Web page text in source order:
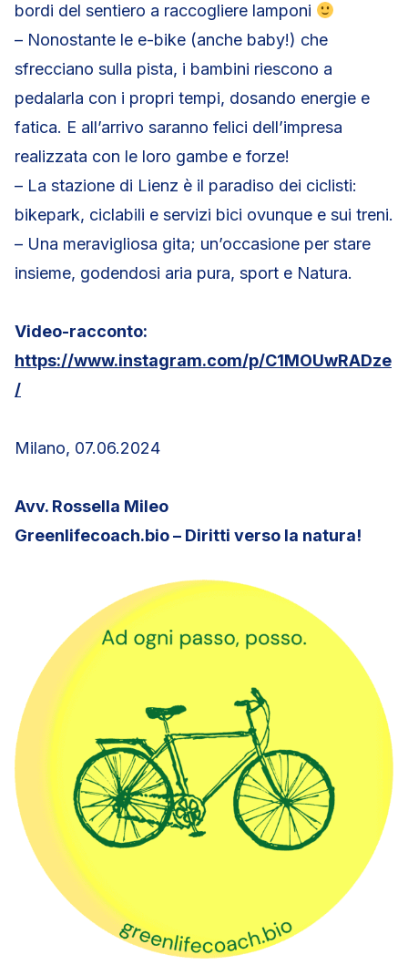
bordi del sentiero a raccogliere lamponi
– Nonostante le e-bike (anche baby!) che
sfrecciano sulla pista, i bambini riescono a
pedalarla con i propri tempi, dosando energie e
fatica. E all’arrivo saranno felici dell’impresa
realizzata con le loro gambe e forze!
– La stazione di Lienz è il paradiso dei ciclisti:
bikepark, ciclabili e servizi bici ovunque e sui treni.
– Una meravigliosa gita; un’occasione per stare
insieme, godendosi aria pura, sport e Natura.
Video-racconto:
https://www.instagram.com/p/C1MOUwRADze
/
Milano, 07.06.2024
Avv. Rossella Mileo
Greenlifecoach.bio – Diritti verso la natura!